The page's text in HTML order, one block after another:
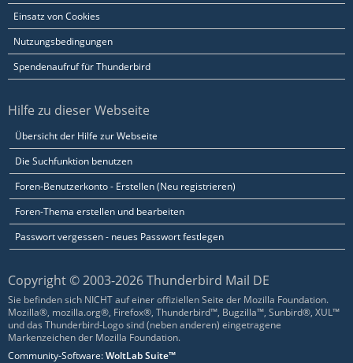
Einsatz von Cookies
Nutzungsbedingungen
Spendenaufruf für Thunderbird
Hilfe zu dieser Webseite
Übersicht der Hilfe zur Webseite
Die Suchfunktion benutzen
Foren-Benutzerkonto - Erstellen (Neu registrieren)
Foren-Thema erstellen und bearbeiten
Passwort vergessen - neues Passwort festlegen
Copyright © 2003-2026 Thunderbird Mail DE
Sie befinden sich NICHT auf einer offiziellen Seite der Mozilla Foundation.
Mozilla®, mozilla.org®, Firefox®, Thunderbird™, Bugzilla™, Sunbird®, XUL™
und das Thunderbird-Logo sind (neben anderen) eingetragene
Markenzeichen der Mozilla Foundation.
Community-Software:WoltLab Suite™